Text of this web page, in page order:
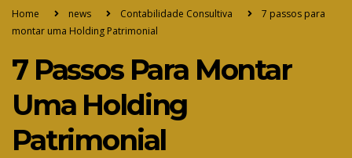
Home news Contabilidade Consultiva
7 passos para
montar uma Holding Patrimonial
7 Passos Para Montar
Uma Holding
Patrimonial